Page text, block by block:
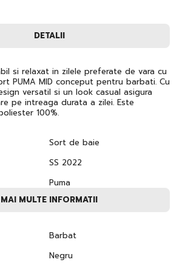
DETALII
si relaxat in zilele preferate de vara cu
PUMA MID conceput pentru barbati. Cu
versatil si un look casual asigura
pe intreaga durata a zilei. Este
100%.
Sort de baie
SS 2022
Puma
MAI MULTE INFORMATII
Barbat
Negru